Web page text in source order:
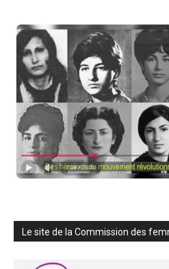
Le site de la Commission des